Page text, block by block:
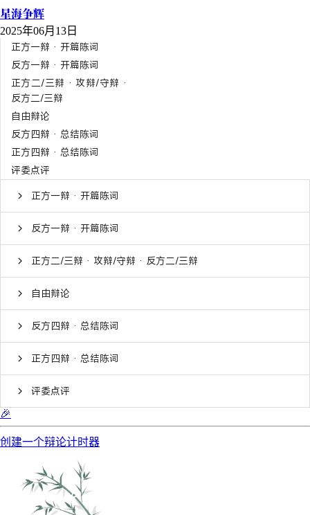
星海争辉
2025年06月13日
正方一辩 · 开篇陈词
反方一辩 · 开篇陈词
正方二/三辩 · 攻辩/守辩 ·
反方二/三辩
自由辩论
反方四辩 · 总结陈词
正方四辩 · 总结陈词
评委点评
正方一辩 · 开篇陈词
反方一辩 · 开篇陈词
正方二/三辩 · 攻辩/守辩 · 反方二/三辩
自由辩论
反方四辩 · 总结陈词
正方四辩 · 总结陈词
评委点评
🎉
创建一个辩论计时器